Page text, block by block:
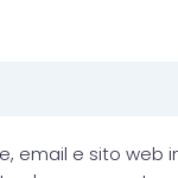
email e sito web